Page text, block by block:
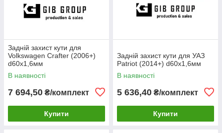
Задній захист кути для
Volkswagen Crafter (2006+)
d60х1,6мм
В наявності
7 694,50 ₴/комплект
Купити
Задній захист кути для УАЗ
Patriot (2014+) d60х1,6мм
В наявності
5 636,40 ₴/комплект
Купити